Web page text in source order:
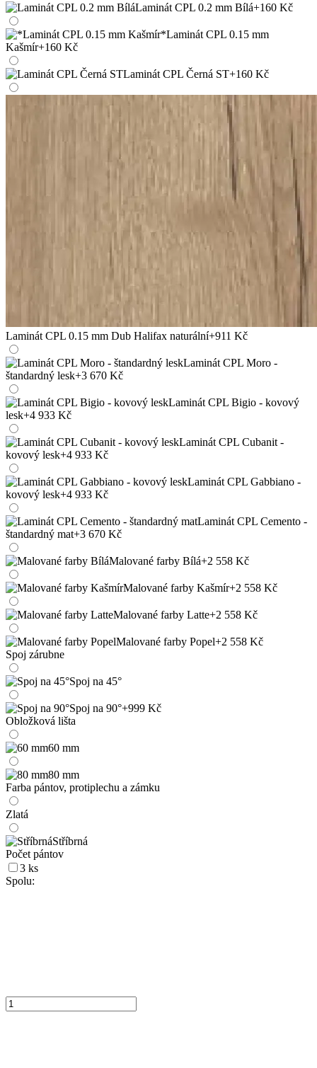
Laminát CPL 0.2 mm Bílá+160 Kč
*Laminát CPL 0.15 mm
Kašmír+160 Kč
Laminát CPL Černá ST+160 Kč
Laminát CPL 0.15 mm Dub Halifax naturální+911 Kč
Laminát CPL Moro -
štandardný lesk+3 670 Kč
Laminát CPL Bigio - kovový
lesk+4 933 Kč
Laminát CPL Cubanit -
kovový lesk+4 933 Kč
Laminát CPL Gabbiano -
kovový lesk+4 933 Kč
Laminát CPL Cemento -
štandardný mat+3 670 Kč
Malované farby Bílá+2 558 Kč
Malované farby Kašmír+2 558 Kč
Malované farby Latte+2 558 Kč
Malované farby Popel+2 558 Kč
Spoj zárubne
Spoj na 45°
Spoj na 90°+999 Kč
Obložková lišta
60 mm
80 mm
Farba pántov, protiplechu a zámku
Zlatá
Stříbrná
Počet pántov
3 ks
Spolu: